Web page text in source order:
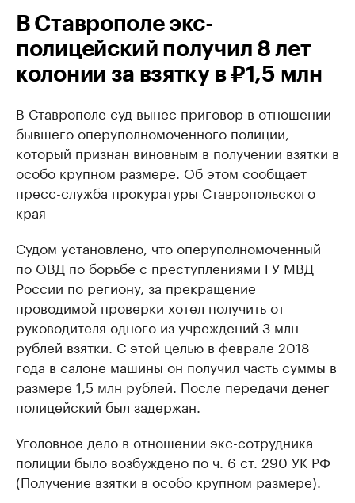
В Ставрополе экс-
полицейский получил 8 лет
колонии за взятку в ₽1,5 млн
В Ставрополе суд вынес приговор в отношении
бывшего оперуполномоченного полиции,
который признан виновным в получении взятки в
особо крупном размере. Об этом сообщает
пресс-служба прокуратуры Ставропольского
края
Судом установлено, что оперуполномоченный
по ОВД по борьбе с преступлениями ГУ МВД
России по региону, за прекращение
проводимой проверки хотел получить от
руководителя одного из учреждений 3 млн
рублей взятки. С этой целью в феврале 2018
года в салоне машины он получил часть суммы в
размере 1,5 млн рублей. После передачи денег
полицейский был задержан.
Уголовное дело в отношении экс-сотрудника
полиции было возбуждено по ч. 6 ст. 290 УК РФ
(Получение взятки в особо крупном размере).